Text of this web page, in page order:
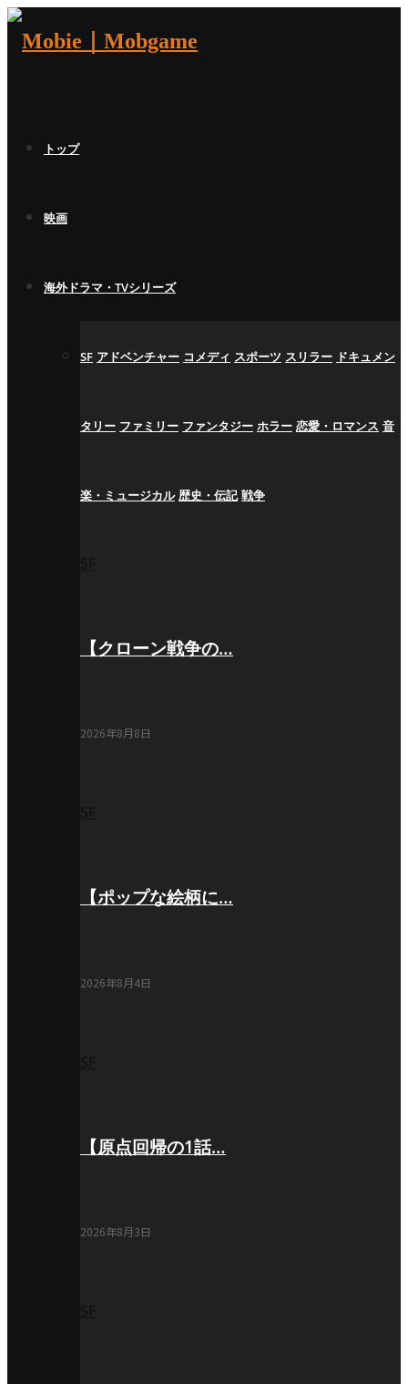
トップ
映画
海外ドラマ・TVシリーズ
SF アドベンチャー コメディ スポーツ スリラー ドキュメン
タリー ファミリー ファンタジー ホラー 恋愛・ロマンス 音
楽・ミュージカル 歴史・伝記 戦争
【クローン戦争の…
2026年8月8日
【ポップな絵柄に…
2026年8月4日
【原点回帰の1話…
2026年8月3日